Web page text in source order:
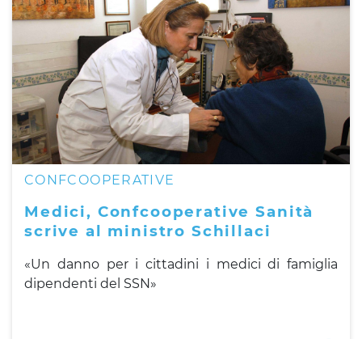
CONFCOOPERATIVE
Medici, Confcooperative Sanità
scrive al ministro Schillaci
«Un danno per i cittadini i medici di famiglia
dipendenti del SSN»